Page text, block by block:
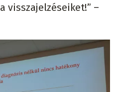
visszajelzéseiket!” –